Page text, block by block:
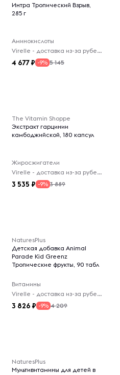
Интра Тропический Взрыв,
285 г
Аминокислоты
Virelle - доставка из-за рубежа
4 677 -9% 5 145
The Vitamin Shoppe
Экстракт гарцинии
камбоджийской, 180 капсул
Жиросжигатели
Virelle - доставка из-за рубежа
3 535 -9% 3 889
NaturesPlus
Детская добавка Animal
Parade Kid Greenz
Тропические фрукты, 90 табл
Витамины
Virelle - доставка из-за рубежа
3 826 -9% 4 209
NaturesPlus
Мультивитамины для детей в